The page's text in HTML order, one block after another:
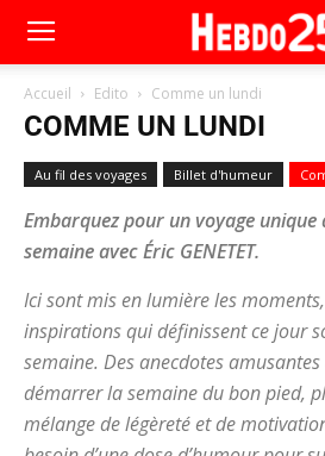
Accueil Edito Comme un lundi
COMME UN LUNDI
Au fil des voyages Billet d'humeur
Embarquez pour un voyage
semaine avec Éric GENETET.
Ici sont mis en lumière les
inspirations qui définissent ce jour
semaine. Des anecdotes
démarrer la semaine du bon pied,
mélange de légèreté et de